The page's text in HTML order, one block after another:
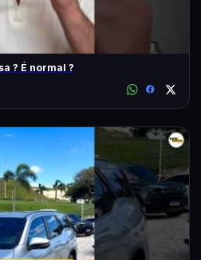
? É normal ?